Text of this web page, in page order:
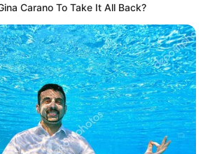
Carano To Take It All Back?